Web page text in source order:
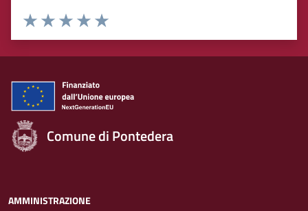
Rating:
Valuta 5 stelle su 5
Valuta 4 stelle su 5
Valuta 3 stelle su 5
Valuta 2 stelle su 5
Valuta 1 stelle su 5
Comune di Pontedera
AMMINISTRAZIONE